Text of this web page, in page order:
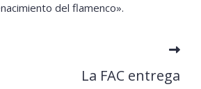
del flamenco».
La FAC entrega